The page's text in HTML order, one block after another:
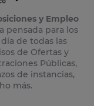
y Empleo
pensada para los
de todas las
de Ofertas y
Públicas,
de instancias,
más.